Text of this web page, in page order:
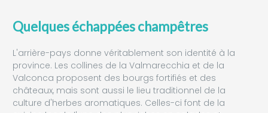
Quelques échappées champêtres
L'arrière-pays donne véritablement son identité à la
province. Les collines de la Valmarecchia et de la
Valconca proposent des bourgs fortifiés et des
châteaux, mais sont aussi le lieu traditionnel de la
culture d'herbes aromatiques. Celles-ci font de la